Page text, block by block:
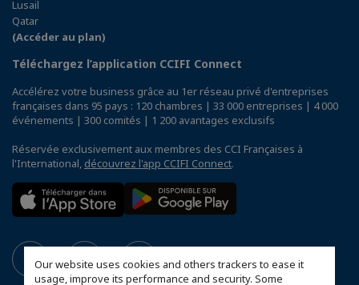
Our website uses cookies and others trackers to ease it
usage, improve its performance and security. Some
Lusail
Qatar
(Accéder au plan)
Téléchargez l’application CCIFI Connect
Accélérez votre business grâce au 1er réseau privé d'entreprises
françaises dans 95 pays : 120 chambres | 33 000 entreprises | 4 000
événements | 300 comités | 1 200 avantages exclusifs
Réservée exclusivement aux membres des CCI Françaises à
l'International, découvrez l'app CCIFI Connect.